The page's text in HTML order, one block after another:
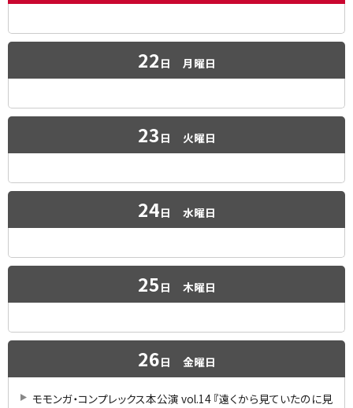
22 日 月曜日
23 日 火曜日
24日 水曜日
25 日 木曜日
26日 金曜日
モモンガ・コンプレックス本公演 vol.14 『遠くから見ていたのに見